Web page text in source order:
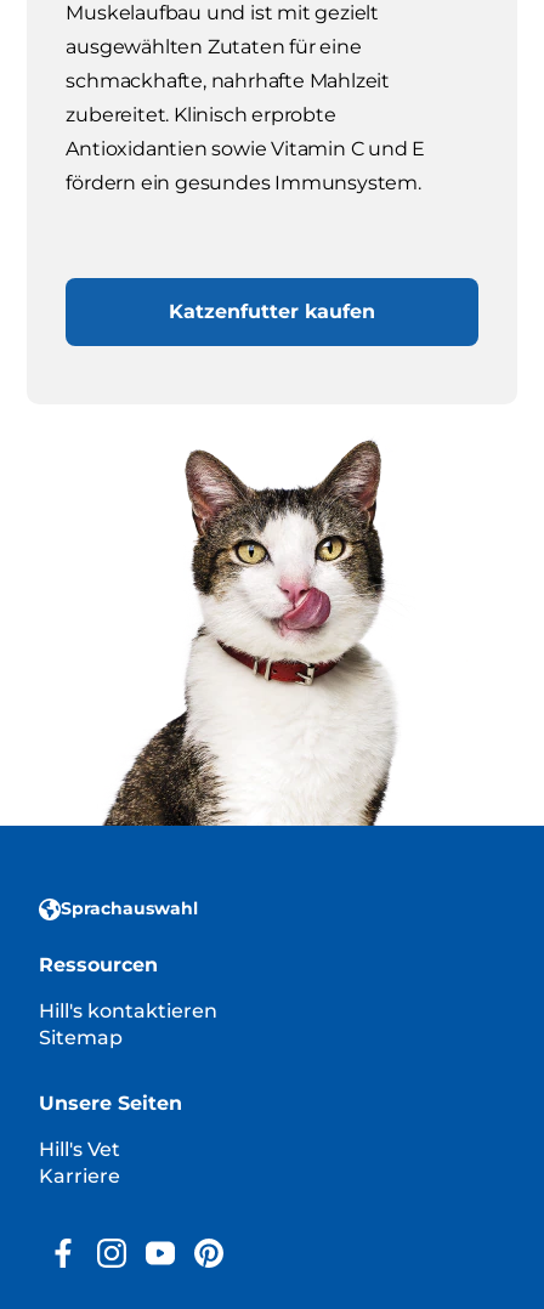
Muskelaufbau und ist mit gezielt
ausgewählten Zutaten für eine
schmackhafte, nahrhafte Mahlzeit
zubereitet. Klinisch erprobte
Antioxidantien sowie Vitamin C und E
fördern ein gesundes Immunsystem.
Katzenfutter kaufen
Sprachauswahl
Ressourcen
Hill's kontaktieren
Sitemap
Unsere Seiten
Hill's Vet
Karriere